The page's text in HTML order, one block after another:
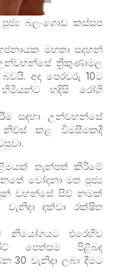
බලංගොඩ කස්සප
මහතා සදහන්
ත්‍රිකුණාමල
අද පෙරවරු 10ට
හදිසි රෝගි
සඳහා උන්වහන්සේ
කළ විමසීමකදී
තැන්පත් කිරීමේ
චෝදනා මත පූජ්‍ය
වහන්සේ සිව් නමක්
දක්වා රක්ෂිත
නියෝගයට එරෙහිව
⁣පෙත්සම පිළිබඳ
වැනිදා ලබා දීමට